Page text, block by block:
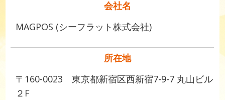
会社名
MAGPOS (シーフラット株式会社)
所在地
〒160-0023 東京都新宿区西新宿7-9-7 丸山ビル
２F